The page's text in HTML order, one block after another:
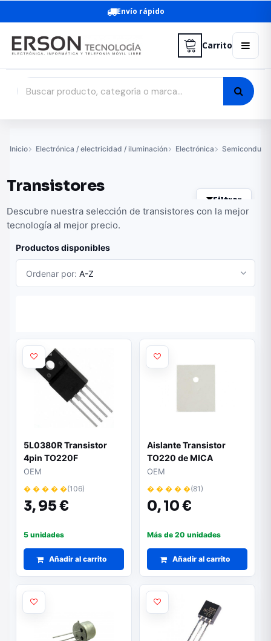
Envío rápido
Carrito
Inicio Electrónica / electricidad / iluminación Electrónica
Transistores
Filtrar
Descubre nuestra selección de transistores con la mejor
tecnología al mejor precio.
Productos disponibles
Ordenar por: A-Z
5L0380R Transistor
4pin TO220F
OEM
� � � � �(106)
3,95 €
5 unidades
Añadir al carrito
Aislante Transistor
TO220 de MICA
18x13mm
OEM
� � � � �(81)
0,10 €
Más de 20 unidades
Añadir al carrito